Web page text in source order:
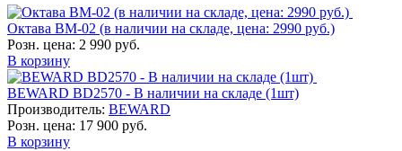
Октава ВМ-02 (в наличии на складе, цена: 2990 руб.)
Розн. цена: 2 990 руб.
В корзину
BEWARD BD2570 - В наличии на складе (1шт)
Производитель: BEWARD
Розн. цена: 17 900 руб.
В корзину